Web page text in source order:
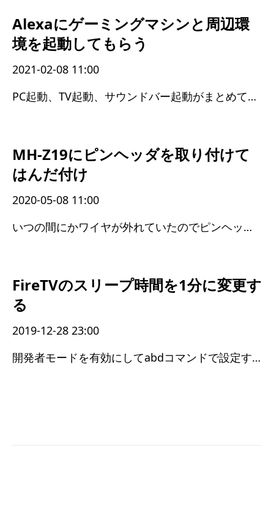
Alexaにゲーミングマシンと周辺環
境を起動してもらう
2021-02-08 11:00
PC起動、TV起動、サウンドバー起動がまとめてできるようになった
MH-Z19にピンヘッダを取り付けて
はんだ付け
2020-05-08 11:00
いつの間にかワイヤが外れていたのでピンヘッダを付けた
FireTVのスリープ時間を1分に変更す
る
2019-12-28 23:00
開発者モードを有効にしてabdコマンドで設定する必要があった